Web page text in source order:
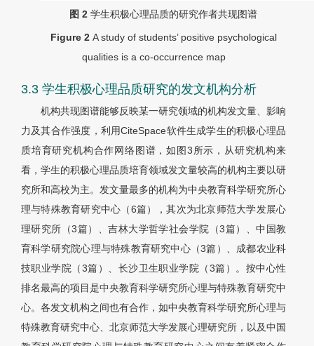
图 2 学生积极心理品质的研究作者共现图谱
Figure 2 A study of students’ positive psychological
qualities is a co-occurrence map
3.3 学生积极心理品质研究的发文机构分析
机构共现图谱能够反映某一研究领域的机构发文量、影响
力及其合作强度，利用CiteSpace软件生成学生的积极心理品
质培育研究机构合作网络图谱，如图3所示，从研究机构来
看，学生的积极心理品质培育领域发文量较高的机构主要以研
究所和高校为主。发文量最多的机构为中央教育科学研究所心
理与特殊教育研究中心（6篇），其次为北京师范大学发展心
理研究所（3篇）、吉林大学哲学社会学院（3篇）、中国教
育科学研究院心理与特殊教育研究中心（3篇）、成都农业科
技职业学院（3篇）、长沙卫生职业学院（3篇）。按中心性
排名最高的项目是中央教育科学研究所心理与特殊教育研究中
心。各发文机构之间也有合作，如中央教育科学研究所心理与
特殊教育研究中心、北京师范大学发展心理研究所，以及中国